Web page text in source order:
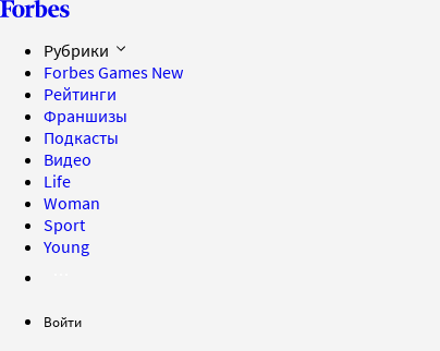
Рубрики
Forbes Games New
Рейтинги
Франшизы
Подкасты
Видео
Life
Woman
Sport
Young
Войти